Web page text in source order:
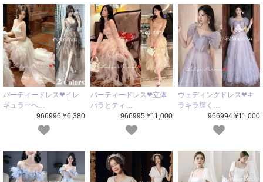
パーティードレス❤イレ
ギュラーヘ…
966996 ¥6,380
パーティードレス❤立体
バラとティ…
966995 ¥11,000
ウェディングドレス❤キ
ラキラ輝く…
966994 ¥11,000